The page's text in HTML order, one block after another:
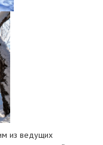
из ведущих